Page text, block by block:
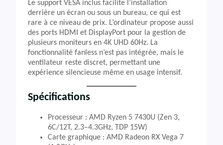
Le support VESA inclus facilite l’installation
derrière un écran ou sous un bureau, ce qui est
rare à ce niveau de prix. L’ordinateur propose aussi
des ports HDMI et DisplayPort pour la gestion de
plusieurs moniteurs en 4K UHD 60Hz. La
fonctionnalité fanless n’est pas intégrée, mais le
ventilateur reste discret, permettant une
expérience silencieuse même en usage intensif.
Spécifications
Processeur : AMD Ryzen 5 7430U (Zen 3,
6C/12T, 2.3–4.3GHz, TDP 15W)
Carte graphique : AMD Radeon RX Vega 7